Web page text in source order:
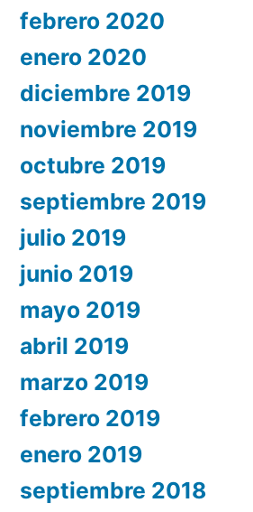
febrero 2020
enero 2020
diciembre 2019
noviembre 2019
octubre 2019
septiembre 2019
julio 2019
junio 2019
mayo 2019
abril 2019
marzo 2019
febrero 2019
enero 2019
septiembre 2018